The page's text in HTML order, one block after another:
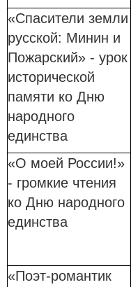
«Спасители земли
русской: Минин и
Пожарский» - урок
исторической
памяти ко Дню
народного
единства
«О моей России!»
- громкие чтения
ко Дню народного
единства
«Поэт-романтик